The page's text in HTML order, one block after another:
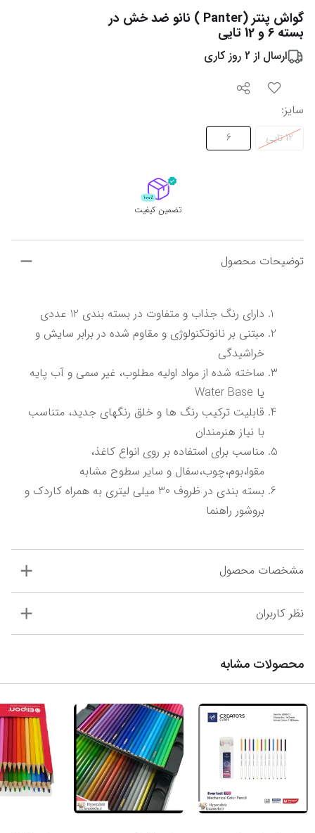
گواش پنتر (Panter ) نانو ضد خش در
بسته 6 و 12 تایی
ارسال از 2 روز کاری
سایز:
12 تایی 6
تضمین کیفیت
توضیحات محصول
دارای رنگ جذاب و متفاوت در بسته بندی 12 عددی
خراشیدگی
یا Water Base
با نیاز هنرمندان
مقوا،بوم،چوب،سفال و سایر سطوح مشابه
بروشور راهنما
مشخصات محصول
نظر کاربران
محصولات مشابه